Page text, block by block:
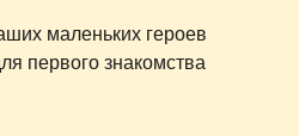
маленьких героев
первого знакомства